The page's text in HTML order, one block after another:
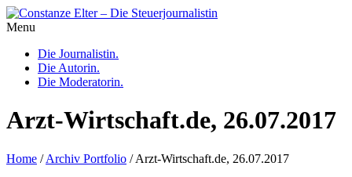
Menu
Die Journalistin.
Die Autorin.
Die Moderatorin.
Arzt-Wirtschaft.de, 26.07.2017
Home /Archiv Portfolio /Arzt-Wirtschaft.de, 26.07.2017